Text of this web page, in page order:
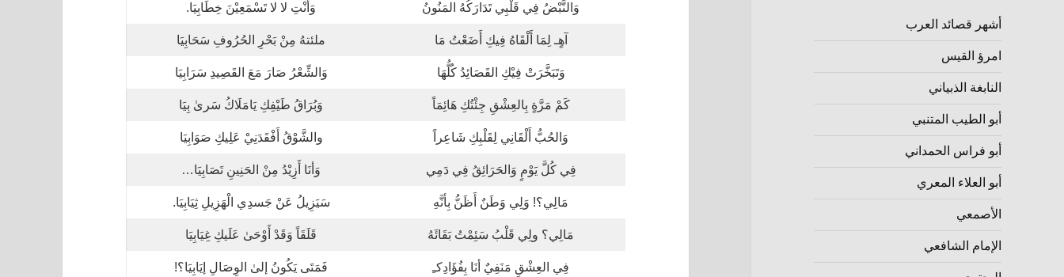
أشهر قصائد العرب
امرؤ القيس
النابغة الذبياني
أبو الطيب المتنبي
أبو فراس الحمداني
أبو العلاء المعري
الأصمعي
الإمام الشافعي
وَالنَّبْضُ فِي قَلْبِي تَدَارَكُهُ المَنُونُ وَأَنْتِ لا لا تَسْمَعِيْنَ خِطَابِيَا.
آهٍـ لِمَا أَلْقَاهُ فِيكِ أَضَعْتُ مَا ملئتهُ مِنْ بَحْرِ الحُرُوفِ سَحَابِيَا
وَتَبَخَّرَتْ فِيْكِ القَصَائِدُ كُلُّهَا وَالشِّعْرُ صَارَ مَعَ القَصِيدِ سَرَابِيَا
كَمْ مَرَّةٍ بِالعِشْقِ جِئْتُكِ هَائِمَاً وَبُرَاقُ طَيْفِكِ يَامَلَاكُ سَرىٰ بِيَا
وَالحُبُّ أَلْقَانِي لِقَلْبِكِ شَاعِراً والشَّوْقُ أَفْقَدَنِيْ عَلِيكِ صَوَابِيَا
فِي كُلَّ يَوْمٍ وَالحَرَائِقُ فِي دَمِي وَأنَا أَزِيْدُ مِنْ الحَنِينِ تَصَابِيَا…
مَالِي؟! وَلِي وَطَنٌ أَظَنُّ بِأنَّهِ سَيَزِيلُ عَنْ جَسدِي الْهَزِيلِ ثِيَابِيَا.
مَالِي؟ ولِي قَلْبُ سَئِمْتُ بَقَائَهُ قَلَقَاً وَقَدْ أَوْحَىٰ عَلَيكِ غِيَابِيَا
فِي العِشْقِ مَنَفِيٌ أنَا بِفُؤَادِكـِ فَمَتَى يَكُونُ إلىٰ الوِصَالِ إيَابِيَا؟!